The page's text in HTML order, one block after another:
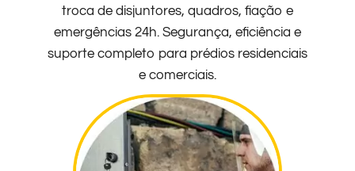
troca de disjuntores, quadros, fiação e
emergências 24h. Segurança, eficiência e
suporte completo para prédios residenciais
e comerciais.